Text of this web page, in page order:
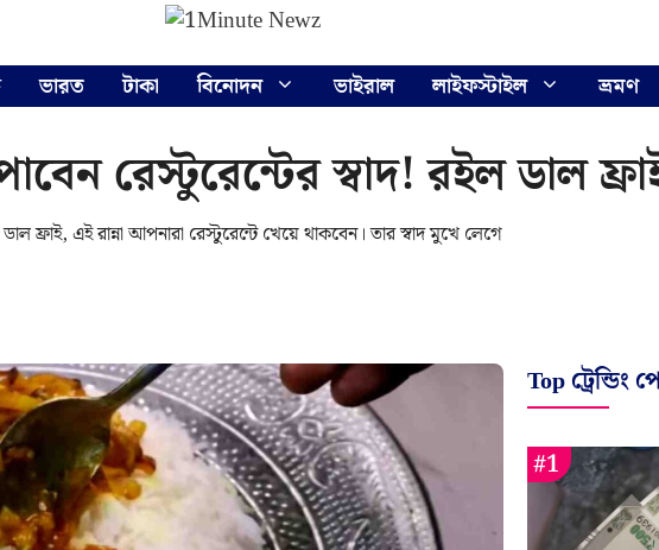
ভারত টাকা বিনোদন ভাইরাল লাইফস্টাইল ভ্রমণ
রেস্টুরেন্টের স্বাদ! রইল ডাল ফ্রাই
এই রান্না আপনারা রেস্টুরেন্টে খেয়ে থাকবেন। তার স্বাদ মুখে লেগে
Top ট্রেন্ডিং